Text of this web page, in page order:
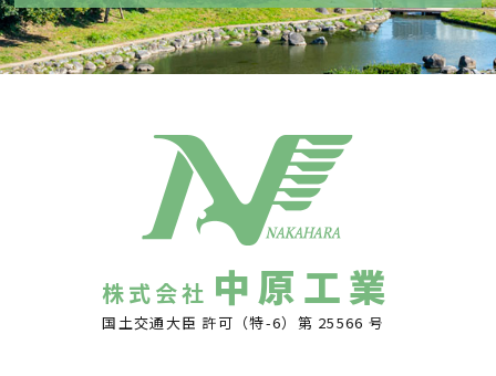
株式会社 中原工業
国土交通大臣 許可（特-6）第 25566 号